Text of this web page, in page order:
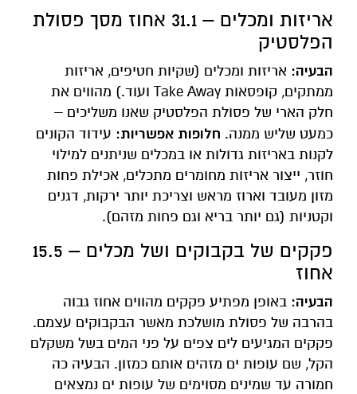
אריזות ומכלים – 31.1 אחוז מסך פסולת
הפלסטיק
הבעיה: אריזות ומכלים (שקיות חטיפים, אריזות
ממתקים, קופסאות Take Away ועוד.) מהווים את
חלק הארי של פסולת הפלסטיק שאנו משליכים –
כמעט שליש ממנה. חלופות אפשריות: עידוד הקונים
לקנות באריזות גדולות או במכלים שניתנים למילוי
חוזר, ייצור אריזות מחומרים מתכלים, אכילת פחות
מזון מעובד וארוז מראש וצריכת יותר ירקות, דגנים
וקטניות (גם יותר בריא וגם פחות מזהם).
פקקים של בקבוקים ושל מכלים – 15.5
אחוז
הבעיה: באופן מפתיע פקקים מהווים אחוז גבוה
בהרבה של פסולת מושלכת מאשר הבקבוקים עצמם.
פקקים המגיעים לים צפים על פני המים בשל משקלם
הקל, שם עופות ים מזהים אותם כמזון. הבעיה כה
חמורה עד שמינים מסוימים של עופות ים נמצאים